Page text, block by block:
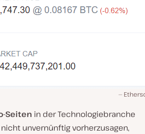
Seiten in der Technologiebranche
unvernünftig vorherzusagen,